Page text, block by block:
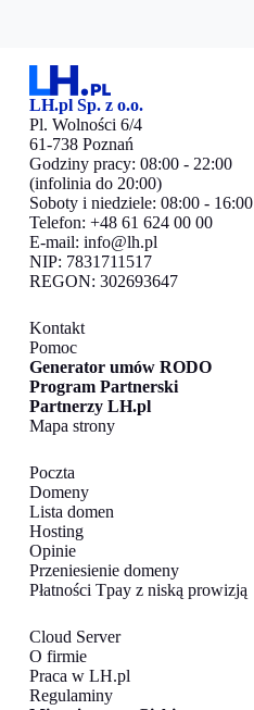
LH.pl Sp. z o.o.
Pl. Wolności 6/4
61-738 Poznań
Godziny pracy: 08:00 - 22:00
(infolinia do 20:00)
Soboty i niedziele: 08:00 - 16:00
Telefon: +48 61 624 00 00
E-mail: info@lh.pl
NIP: 7831711517
REGON: 302693647
Kontakt
Pomoc
Generator umów RODO
Program Partnerski
Partnerzy LH.pl
Mapa strony
Poczta
Domeny
Lista domen
Hosting
Opinie
Przeniesienie domeny
Płatności Tpay z niską prowizją
Cloud Server
O firmie
Praca w LH.pl
Regulaminy